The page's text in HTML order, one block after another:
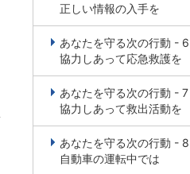
正しい情報の入手を
あなたを守る次の行動 - 6
協力しあって応急救護を
あなたを守る次の行動 - 7
協力しあって救出活動を
あなたを守る次の行動 - 8
自動車の運転中では